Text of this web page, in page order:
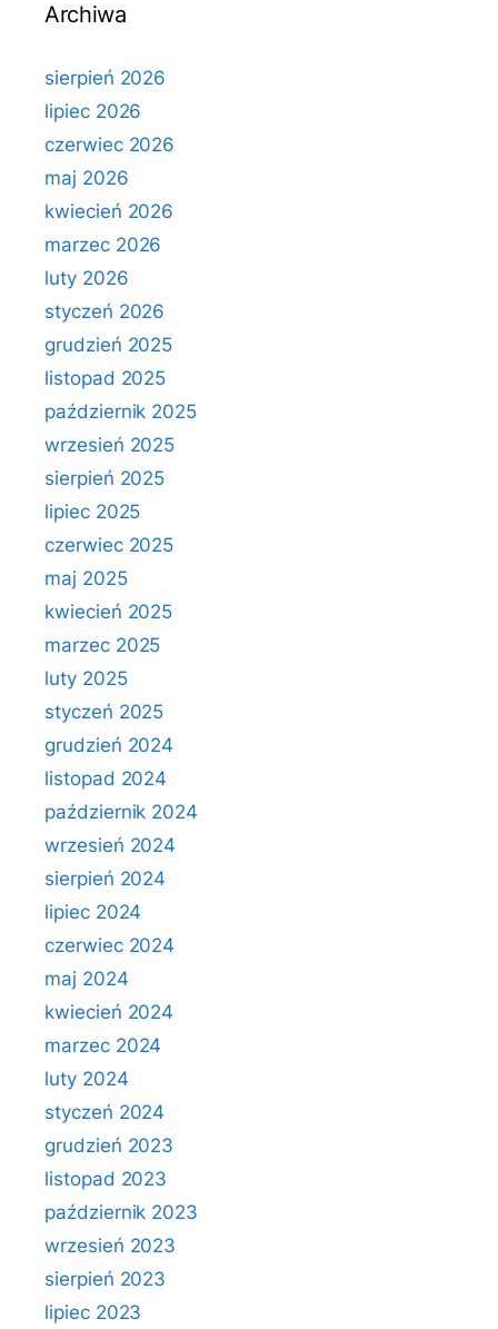
Archiwa
sierpień 2026
lipiec 2026
czerwiec 2026
maj 2026
kwiecień 2026
marzec 2026
luty 2026
styczeń 2026
grudzień 2025
listopad 2025
październik 2025
wrzesień 2025
sierpień 2025
lipiec 2025
czerwiec 2025
maj 2025
kwiecień 2025
marzec 2025
luty 2025
styczeń 2025
grudzień 2024
listopad 2024
październik 2024
wrzesień 2024
sierpień 2024
lipiec 2024
czerwiec 2024
maj 2024
kwiecień 2024
marzec 2024
luty 2024
styczeń 2024
grudzień 2023
listopad 2023
październik 2023
wrzesień 2023
sierpień 2023
lipiec 2023